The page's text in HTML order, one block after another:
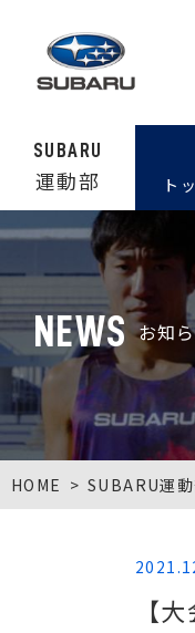
SUBARU
運動部 ト
NEWS お知
HOME SUBARU運
【